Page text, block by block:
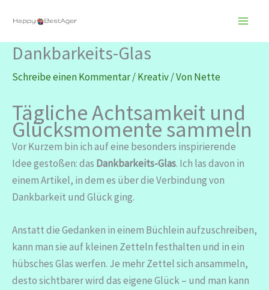
Inhalt
springen
Dankbarkeits-Glas
Schreibe einen Kommentar/Kreativ/ VonNette
Tägliche Achtsamkeit und
Glücksmomente sammeln
Vor Kurzem bin ich auf eine besonders inspirierende
Idee gestoßen: das Dankbarkeits-Glas. Ich las davon in
einem Artikel, in dem es über die Verbindung von
Dankbarkeit und Glück ging.
Anstatt die Gedanken in einem Büchlein aufzuschreiben,
kann man sie auf kleinen Zetteln festhalten und in ein
hübsches Glas werfen. Je mehr Zettel sich ansammeln,
desto sichtbarer wird das eigene Glück – und man kann